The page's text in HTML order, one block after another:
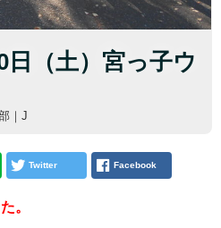
日（土）宮っ子ウ
｜J
。
Twitter Facebook